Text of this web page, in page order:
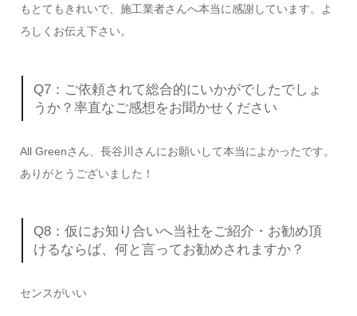
もとてもきれいで、施工業者さんへ本当に感謝しています。よ
ろしくお伝え下さい。
Q7：ご依頼されて総合的にいかがでしたでしょ
うか？率直なご感想をお聞かせください
All Greenさん、長谷川さんにお願いして本当によかったです。
ありがとうございました！
Q8：仮にお知り合いへ当社をご紹介・お勧め頂
けるならば、何と言ってお勧めされますか？
センスがいい